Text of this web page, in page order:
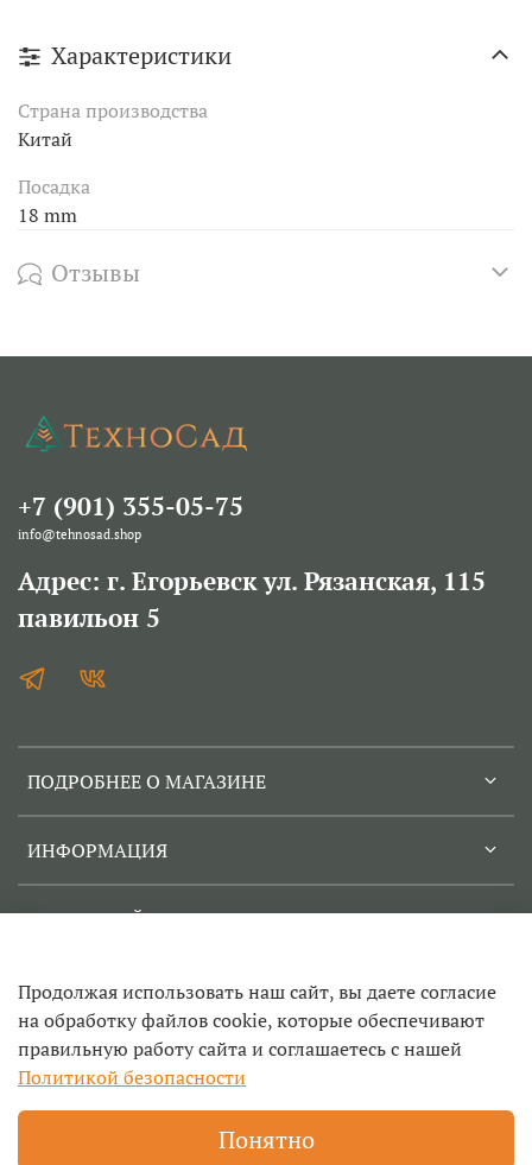
Характеристики
Страна производства
Китай
Посадка
18 mm
Отзывы
ПОДРОБНЕЕ О МАГАЗИНЕ
ИНФОРМАЦИЯ
СЕРВИСНЫЙ ЦЕНТР
+7 (901) 355-05-75
info@tehnosad.shop
Адрес: г. Егорьевск ул. Рязанская, 115
павильон 5
© 2022-2026
Егорьевске, заточка цепей, продажа инструмента и запчастей
для триммеров, бензопил и другой техники, прокат садового и
Продолжая использовать наш сайт, вы даете согласие
на обработку файлов cookie, которые обеспечивают
правильную работу сайта и соглашаетесь с нашей
Политикой безопасности
Понятно